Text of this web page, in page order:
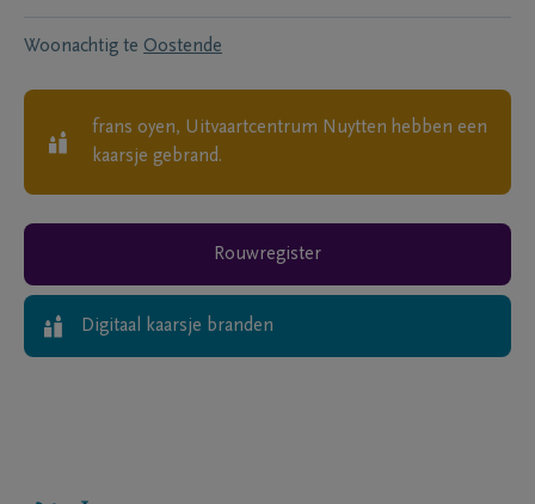
Woonachtig te Oostende
frans oyen, Uitvaartcentrum Nuytten hebben een
kaarsje gebrand.
Rouwregister
Digitaal kaarsje branden